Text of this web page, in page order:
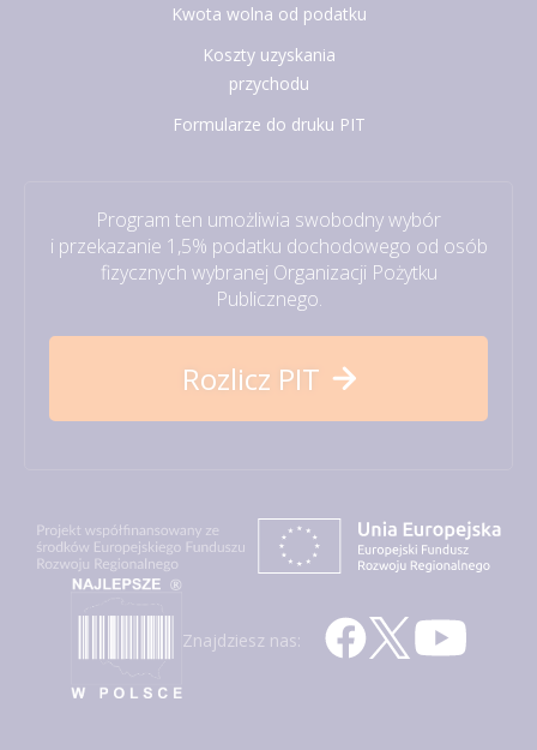
Kwota wolna od podatku
Koszty uzyskania
przychodu
Formularze do druku PIT
Program ten umożliwia swobodny wybór
i przekazanie 1,5% podatku dochodowego od osób
fizycznych wybranej Organizacji Pożytku
Publicznego.
Rozlicz PIT
Znajdziesz nas: